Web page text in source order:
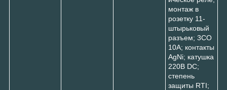
монтаж в
розетку 11-
штырьковый
разъем; 3CO
10A; контакты
AgNi; катушка
220В DC;
степень
защиты RTI;